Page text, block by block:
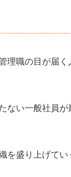
理職の目が届
ない一般社員
を盛り上げて